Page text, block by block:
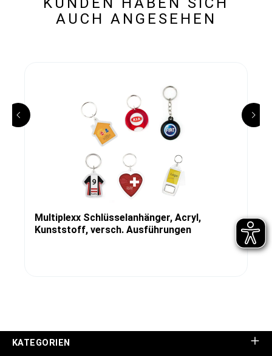
AUCH ANGESEHEN
Multiplexx Schlüsselanhänger, Acryl,
Kunststoff, versch. Ausführungen
KATEGORIEN